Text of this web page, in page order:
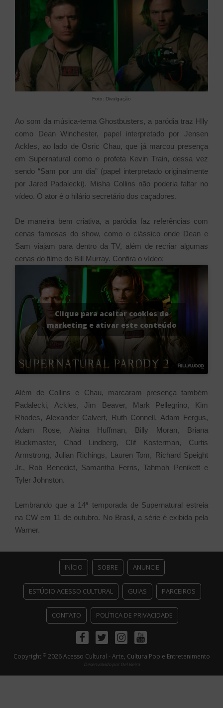
Foto: Divulgação
Ao som da música-tema Ghostbusters, a paródia traz Hlly
como Dean Winchester, papel interpretado por Jensen
Ackles, ao lado de Osric Chau, que já marcou presença
em Supernatural como o profeta Kevin Train, dessa vez
sendo “Sam por um dia” (papel interpretado originalmente
por Jared Padalecki). Misha Collins não poderia faltar no
vídeo. O ator é o hilário secretário dos caçadores.
De maneira bem criativa, a paródia faz referências com
cenas famosas do show, como o clássico onde Dean e
Sam viajam para dentro da TV, além de recriar algumas
cenas do filme de Bill Murray. Confira o vídeo:
Clique para aceitar cookies de
marketing e ativar este conteúdo
Além de Collins e Chau, marcaram presença também
Padalecki, Ackles, Jim Beaver, Mark Pellegrino, Kim
Rhodes, Alexander Calvert, Ruth Connell, Adam Fergus,
Adam Rose, Alaina Huffman, Billy Moran, Briana
Buckmaster, Chad Lindberg, Clif Kosterman, Curtis
Armstrong, Julian Richings, Lauren Tom, Richard Speight
Jr., Rob Benedict, Samantha Ferris, Tahmoh Penikett e
Tyler Johnston.
Lembrando que a 14ª temporada de Supernatural estreia
na CW em 11 de outubro. No Brasil, a série é exibida pela
Warner.
INÍCIO SOBRE ANUNCIE
ESTÚDIO ACESSO CULTURAL GUIAS PARCEIROS
CONTATO POLÍTICA DE PRIVACIDADE
FacebookTwitterInstagramYoutube
Copyright ©2026 Acesso Cultural - Arte, Cultura Pop e Entretenimento
Desenvolvido por Del Vieira